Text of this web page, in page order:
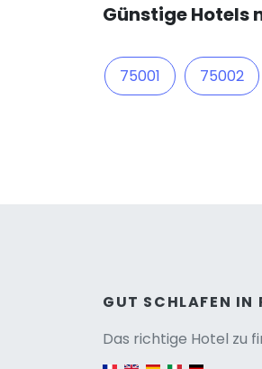
Günstige Hotels
75001 75002
GUT SCHLAFEN IN
Das richtige Hotel zu